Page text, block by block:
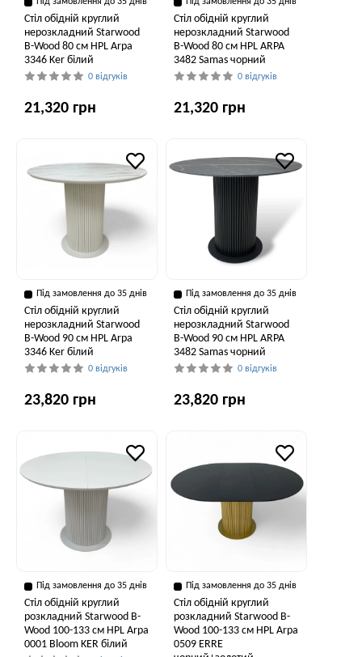
Стіл обідній круглий
нерозкладний Starwood
B-Wood 80 см HPL Arpa
3346 Ker білий
0 відгуків
21,320 грн
Стіл обідній круглий
нерозкладний Starwood
B-Wood 80 см HPL ARPA
3482 Samas чорний
0 відгуків
21,320 грн
Під замовлення до 35 днів
Стіл обідній круглий
нерозкладний Starwood
B-Wood 90 см HPL Arpa
3346 Ker білий
0 відгуків
23,820 грн
Під замовлення до 35 днів
Стіл обідній круглий
нерозкладний Starwood
B-Wood 90 см HPL ARPA
3482 Samas чорний
0 відгуків
23,820 грн
Під замовлення до 35 днів
Стіл обідній круглий
розкладний Starwood B-
Wood 100-133 см HPL Arpa
0001 Bloom KER білий
Під замовлення до 35 днів
Стіл обідній круглий
розкладний Starwood B-
Wood 100-133 см HPL Arpa
0509 ERRE